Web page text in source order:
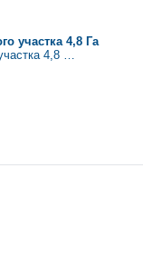
участка 4,8 Га
4,8 …